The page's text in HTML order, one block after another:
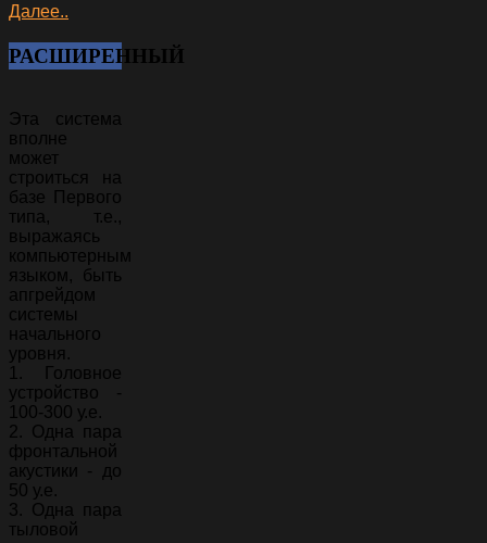
Далее..
РАСШИРЕННЫЙ
Эта система
вполне
может
строиться на
базе Первого
типа, т.е.,
выражаясь
компьютерным
языком, быть
апгрейдом
системы
начального
уровня.
1. Головное
устройство -
100-300 у.е.
2. Одна пара
фронтальной
акустики - до
50 у.е.
3. Одна пара
тыловой